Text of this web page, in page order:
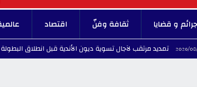
و قضايا ثقافة وفنّ اقتصاد
مرتقب لآجال تسوية ديون الأندية قبل انطلاق البطولة 11:06 - 2026/08/08